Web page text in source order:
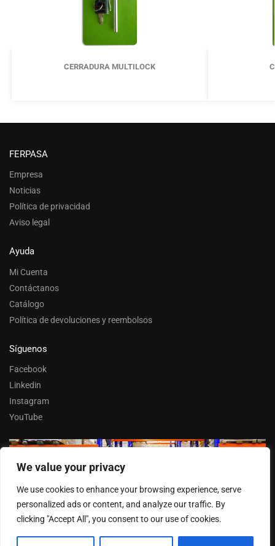
We value your privacy
We use cookies to enhance your browsing experience, serve
personalized ads or content, and analyze our traffic. By
clicking "Accept All", you consent to our use of cookies.
CERRADURA MULTILOCK
FERPASA
Empresa
Noticias
Política de privacidad
Aviso legal
Ayuda
Mi Cuenta
Contáctanos
Catálogo
Política de devoluciones y reembolsos
Síguenos
Facebook
Linkedin
Instagram
YouTube
Trabaja con nosotros
Entrar